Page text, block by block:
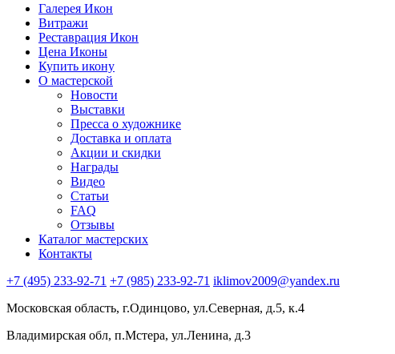
Галерея Икон
Витражи
Реставрация Икон
Цена Иконы
Купить икону
О мастерской
Новости
Выставки
Пресса о художнике
Доставка и оплата
Акции и скидки
Награды
Видео
Статьи
FAQ
Отзывы
Каталог мастерских
Контакты
+7 (495) 233-92-71 +7 (985) 233-92-71 iklimov2009@yandex.ru
Московская область, г.Одинцово, ул.Северная, д.5, к.4
Владимирская обл, п.Мстера, ул.Ленина, д.3